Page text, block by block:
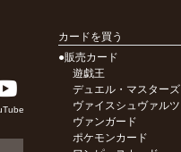
カードを買う
●販売カード
遊戯王
デュエル・マスターズ
ヴァイスシュヴァルツ
ヴァンガード
ポケモンカード